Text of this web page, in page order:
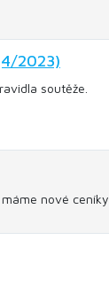
2023)
soutěže.
nové ceníky.